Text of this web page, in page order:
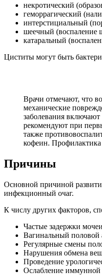
некротический
геморрагический
интерстициальный
шеечный (воспаление
катаральный
Циститы могут быть
Врачи отмечают, что
механические
заболевания
рекомендуют при
также
кофеин.
Причины
Основной причиной
инфекционный очаг.
К числу других факторов,
Частые задержки
Вагинальный половой
Регулярные смены
Нарушения обмена
Проведение
Ослабление иммунной